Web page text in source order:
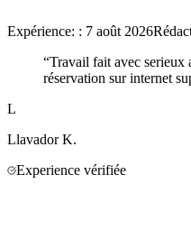
Expérience: : 7 août 2026
“Travail fait avec serieux
réservation sur internet
L
Llavador K.
Experience vérifiée